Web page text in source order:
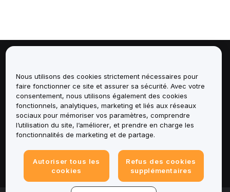
Services
Assistance
Produits
Mentions légales
Nous utilisons des cookies strictement nécessaires pour
faire fonctionner ce site et assurer sa sécurité. Avec votre
consentement, nous utilisons également des cookies
fonctionnels, analytiques, marketing et liés aux réseaux
sociaux pour mémoriser vos paramètres, comprendre
l’utilisation du site, l’améliorer, et prendre en charge les
fonctionnalités de marketing et de partage.
Autoriser tous les
cookies
Refus des cookies
supplémentaires